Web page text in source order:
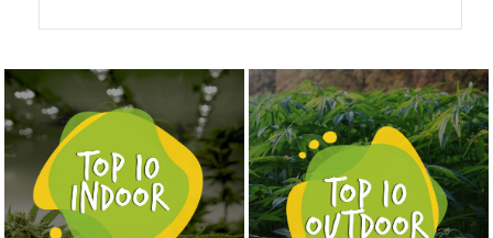
NASIONA MARIHUANY TOP 10 INDOOR
KUP TERAZ NASIONA MARIHUANY TOP 10 OUTDOOR
KUP TERAZ